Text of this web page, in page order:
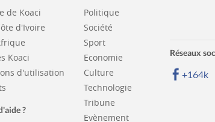
de Koaci
d'Ivoire
Koaci
d'utilisation
?
Politique
Société
Sport
Economie
Culture
Technologie
Tribune
Evènement
Réseaux
+164k